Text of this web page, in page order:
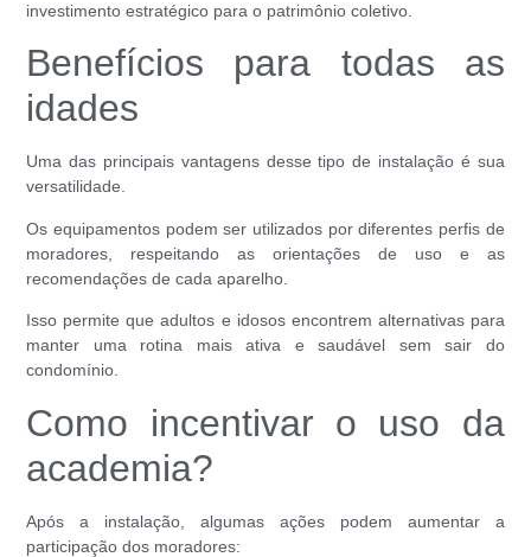
investimento estratégico para o patrimônio coletivo.
Benefícios para todas as
idades
Uma das principais vantagens desse tipo de instalação é sua
versatilidade.
Os equipamentos podem ser utilizados por diferentes perfis de
moradores, respeitando as orientações de uso e as
recomendações de cada aparelho.
Isso permite que adultos e idosos encontrem alternativas para
manter uma rotina mais ativa e saudável sem sair do
condomínio.
Como incentivar o uso da
academia?
Após a instalação, algumas ações podem aumentar a
participação dos moradores: